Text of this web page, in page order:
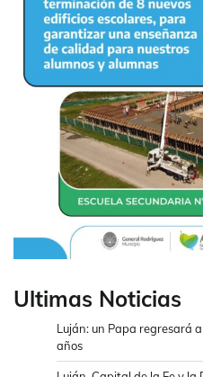
Ultimas Noticias
Luján: un Papa regresará
años